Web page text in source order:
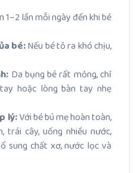
1–2 lần mỗi ngày đến khi bé
bé:Nếu bé tỏ ra khó chịu,
Da bụng bé rất mỏng, chỉ
hoặc lòng bàn tay nhẹ
lý:Với bé bú mẹ hoàn toàn,
trái cây, uống nhiều nước,
sung chất xơ, nước lọc và